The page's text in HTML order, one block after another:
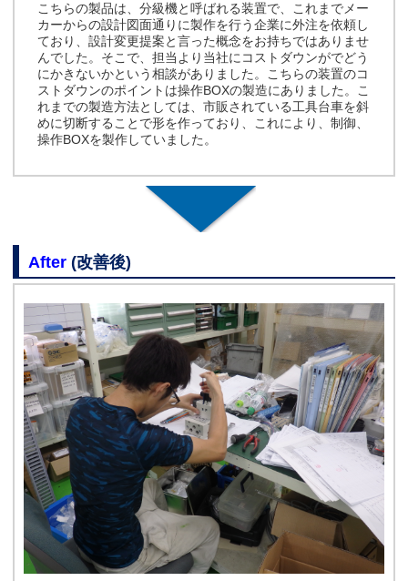
こちらの製品は、分級機と呼ばれる装置で、これまでメー
カーからの設計図面通りに製作を行う企業に外注を依頼し
ており、設計変更提案と言った概念をお持ちではありませ
んでした。そこで、担当より当社にコストダウンがでどう
にかきないかという相談がありました。こちらの装置のコ
ストダウンのポイントは操作BOXの製造にありました。こ
れまでの製造方法としては、市販されている工具台車を斜
めに切断することで形を作っており、これにより、制御、
操作BOXを製作していました。
After (改善後)